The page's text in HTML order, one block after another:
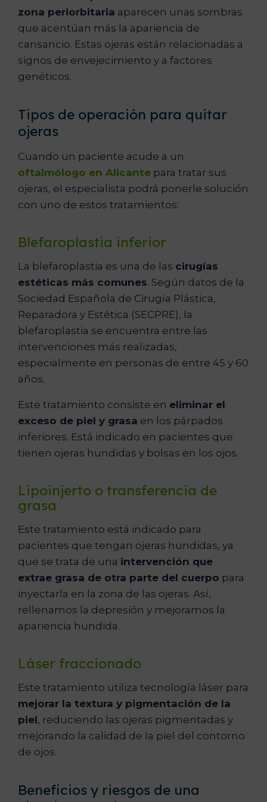
zona periorbitaria aparecen unas sombras
que acentúan más la apariencia de
cansancio. Estas ojeras están relacionadas a
signos de envejecimiento y a factores
genéticos.
Tipos de operación para quitar
ojeras
Cuando un paciente acude a un
oftalmólogo en Alicante para tratar sus
ojeras, el especialista podrá ponerle solución
con uno de estos tratamientos:
Blefaroplastia inferior
La blefaroplastia es una de las cirugías
estéticas más comunes. Según datos de la
Sociedad Española de Cirugía Plástica,
Reparadora y Estética (SECPRE), la
blefaroplastia se encuentra entre las
intervenciones más realizadas,
especialmente en personas de entre 45 y 60
años.
Este tratamiento consiste en eliminar el
exceso de piel y grasa en los párpados
inferiores. Está indicado en pacientes que
tienen ojeras hundidas y bolsas en los ojos.
Lipoinjerto o transferencia de
grasa
Este tratamiento está indicado para
pacientes que tengan ojeras hundidas, ya
que se trata de una intervención que
extrae grasa de otra parte del cuerpo para
inyectarla en la zona de las ojeras. Así,
rellenamos la depresión y mejoramos la
apariencia hundida.
Láser fraccionado
Este tratamiento utiliza tecnología láser para
mejorar la textura y pigmentación de la
piel, reduciendo las ojeras pigmentadas y
mejorando la calidad de la piel del contorno
de ojos.
Beneficios y riesgos de una